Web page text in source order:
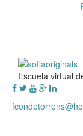
Escuela virtual